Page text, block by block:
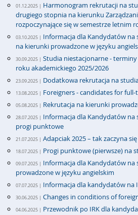
01.12.2025 | Harmonogram rekrutacji na
drugiego stopnia na kierunku
rozpoczynające się w semestrze letnim
03.10.2025 | Informacja dla Kandydatów
na kierunki prowadzone w języku
30.09.2025 | Studia niestacjonarne -
roku akademickiego 2025/2026
23.09.2025 | Dodatkowa rekrutacja na
13.08.2025 | Foreigners - candidates for
05.08.2025 | Rekrutacja na kierunki
28.07.2025 | Informacja dla Kandydatów
progi punktowe
21.07.2025 | Adapciak 2025 – tak zaczyna
18.07.2025 | Progi punktowe (pierwsze) na
09.07.2025 | Informacja dla Kandydatów
prowadzone w języku angielskim
07.07.2025 | Informacja dla kandydatów
30.06.2025 | Changes in conditions of
04.06.2025 | Przewodnik po IRK dla